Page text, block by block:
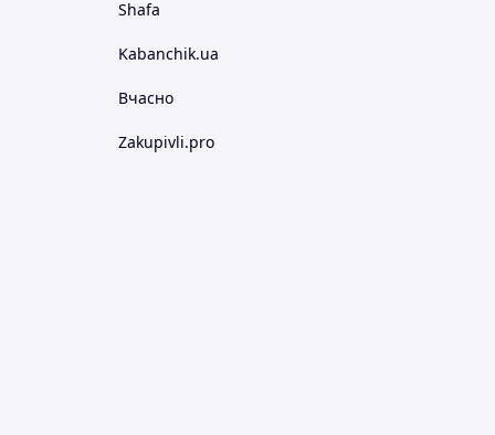
Shafa
Kabanchik.ua
Вчасно
Zakupivli.pro